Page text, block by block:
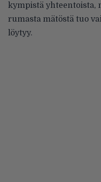
kympistä yhteentoista,
rumasta mätöstä tuo
löytyy.